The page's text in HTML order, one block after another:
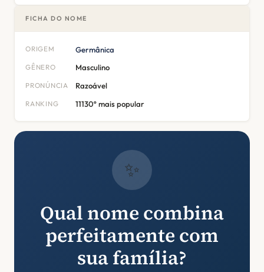
FICHA DO NOME
ORIGEM Germânica
GÊNERO Masculino
PRONÚNCIA Razoável
RANKING 11130º mais popular
✨
Qual nome combina
perfeitamente com
sua família?